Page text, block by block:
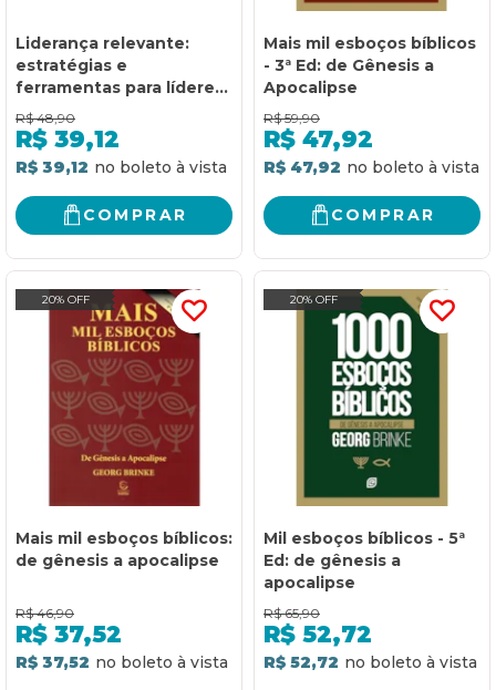
Liderança relevante:
estratégias e
ferramentas para líderes
de jovens
R$ 48,90
R$ 39,12
R$ 39,12
COMPRAR
Mais mil esboços bíblicos
- 3ª Ed: de Gênesis a
Apocalipse
R$ 59,90
R$ 47,92
R$ 47,92
COMPRAR
20% OFF
Mais mil esboços bíblicos:
de gênesis a apocalipse
R$ 46,90
R$ 37,52
R$ 37,52
20% OFF
Mil esboços bíblicos - 5ª
Ed: de gênesis a
apocalipse
R$ 65,90
R$ 52,72
R$ 52,72